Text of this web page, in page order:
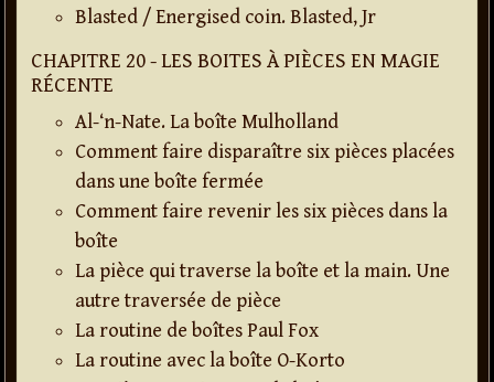
Blasted / Energised coin. Blasted, Jr
CHAPITRE 20 - LES BOITES À PIÈCES EN MAGIE
RÉCENTE
Al-‘n-Nate. La boîte Mulholland
Comment faire disparaître six pièces placées
dans une boîte fermée
Comment faire revenir les six pièces dans la
boîte
La pièce qui traverse la boîte et la main. Une
autre traversée de pièce
La routine de boîtes Paul Fox
La routine avec la boîte O-Korto